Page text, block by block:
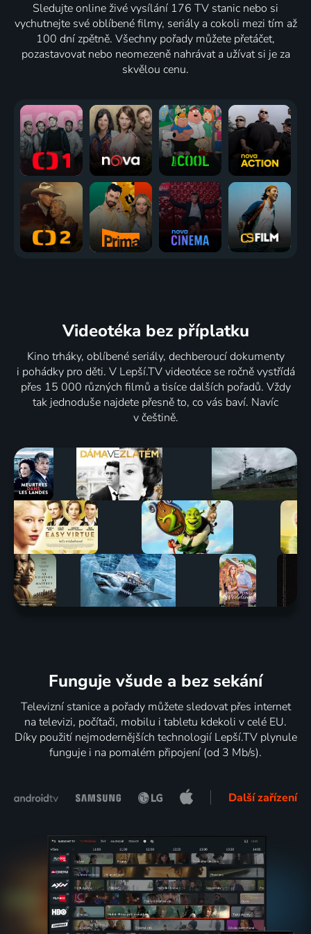
Týden v
The Brief
with Jim
Anderson
Cooper
CNN
12 dílů
The Story
Is With
Elex
Michaelson
Zprávy
10 dílů
One
World
Zprávy
5 dílů
What We
Know with
Max
Foster
Zprávy
4 díly
CNN
Creators
Zprávy
Race/Musk
Playmakers
Zprávy
Miniexpres
CNNI
Placeholder
Marketplace
Europe
Bedeker -
Sledujte online živé vysílání 176 TV stanic nebo si
vychutnejte své oblíbené filmy, seriály a cokoli mezi tím až
100 dní zpětně. Všechny pořady můžete přetáčet,
pozastavovat nebo neomezeně nahrávat a užívat si je za
skvělou cenu.
Videotéka bez příplatku
Kino trháky, oblíbené seriály, dechberoucí dokumenty
i pohádky pro děti. V Lepší.TV videotéce se ročně vystřídá
přes 15 000 různých filmů a tisíce dalších pořadů. Vždy
tak jednoduše najdete přesně to, co vás baví. Navíc
v češtině.
Funguje všude a bez sekání
Televizní stanice a pořady můžete sledovat přes internet
na televizi, počítači, mobilu i tabletu kdekoli v celé EU.
Díky použití nejmodernějších technologií Lepší.TV plynule
funguje i na pomalém připojení (od 3 Mb/s).
Další zařízení